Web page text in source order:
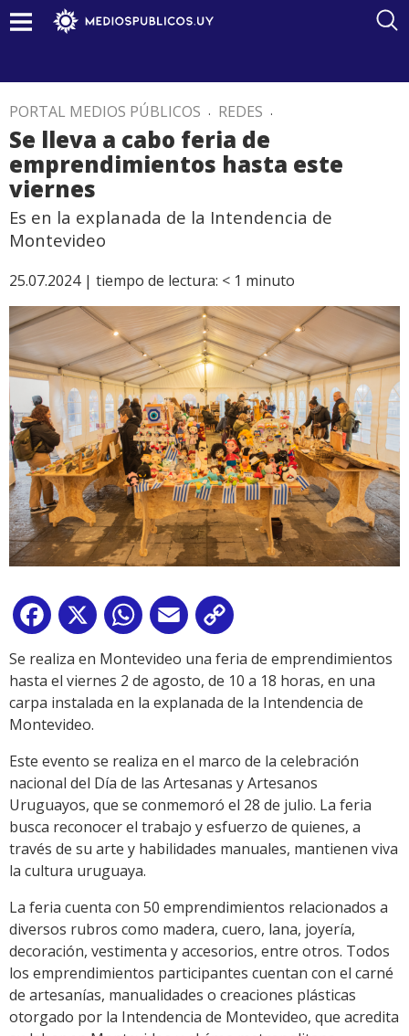
PORTAL MEDIOS PÚBLICOS . REDES .
Se lleva a cabo feria de
emprendimientos hasta este
viernes
Es en la explanada de la Intendencia de
Montevideo
25.07.2024 | tiempo de lectura: < 1 minuto
Facebook
X WhatsApp
Email
Link
Se realiza en Montevideo una feria de emprendimientos
hasta el viernes 2 de agosto, de 10 a 18 horas, en una
carpa instalada en la explanada de la Intendencia de
Montevideo.
Este evento se realiza en el marco de la celebración
nacional del Día de las Artesanas y Artesanos
Uruguayos, que se conmemoró el 28 de julio. La feria
busca reconocer el trabajo y esfuerzo de quienes, a
través de su arte y habilidades manuales, mantienen viva
la cultura uruguaya.
La feria cuenta con 50 emprendimientos relacionados a
diversos rubros como madera, cuero, lana, joyería,
decoración, vestimenta y accesorios, entre otros. Todos
los emprendimientos participantes cuentan con el carné
de artesanías, manualidades o creaciones plásticas
otorgado por la Intendencia de Montevideo, que acredita